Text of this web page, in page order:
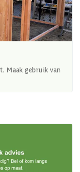
Maak gebruik van